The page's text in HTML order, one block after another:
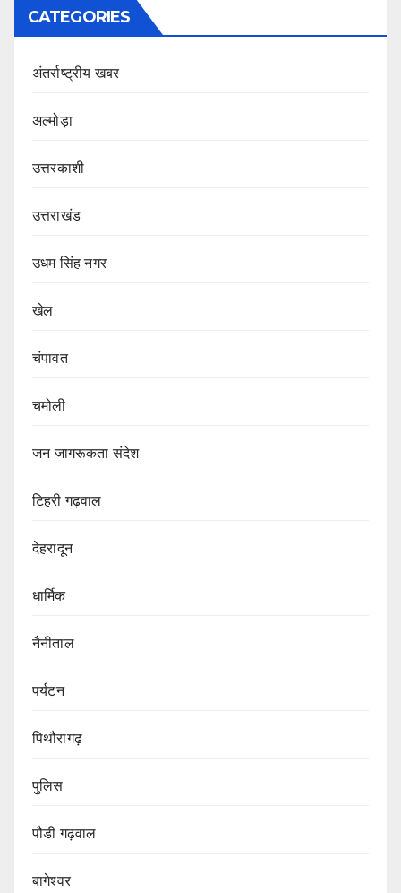
CATEGORIES
अंतर्राष्ट्रीय खबर
अल्मोड़ा
उत्तरकाशी
उत्तराखंड
उधम सिंह नगर
खेल
चंपावत
चमोली
जन जागरूकता संदेश
टिहरी गढ़वाल
देहरादून
धार्मिक
नैनीताल
पर्यटन
पिथौरागढ़
पुलिस
पौडी गढ़वाल
बागेश्वर